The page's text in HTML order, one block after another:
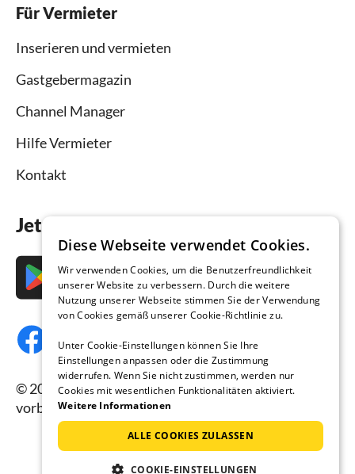
Für Vermieter
Inserieren und vermieten
Gastgebermagazin
Channel Manager
Hilfe Vermieter
Kontakt
Jetzt die App downloaden
© 2026 Ferienhausmiete.de, alle Rechte
vorbehalten.
Diese Webseite verwendet Cookies.
Wir verwenden Cookies, um die Benutzerfreundlichkeit
unserer Website zu verbessern. Durch die weitere
Nutzung unserer Webseite stimmen Sie der Verwendung
von Cookies gemäß unserer Cookie-Richtlinie zu.
Unter Cookie-Einstellungen können Sie Ihre
Einstellungen anpassen oder die Zustimmung
widerrufen. Wenn Sie nicht zustimmen, werden nur
Cookies mit wesentlichen Funktionalitäten aktiviert.
Weitere Informationen
ALLE COOKIES ZULASSEN
COOKIE-EINSTELLUNGEN